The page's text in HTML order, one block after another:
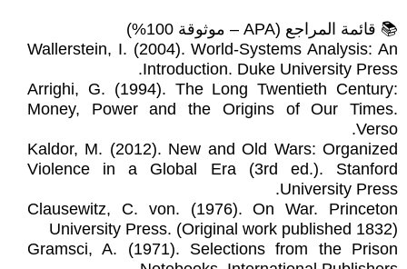
📚 قائمة المراجع (APA – موثوقة 100%)
Wallerstein, I. (2004). World-Systems Analysis: An
Introduction. Duke University Press.
Arrighi, G. (1994). The Long Twentieth Century:
Money, Power and the Origins of Our Times.
Verso.
Kaldor, M. (2012). New and Old Wars: Organized
Violence in a Global Era (3rd ed.). Stanford
University Press.
Clausewitz, C. von. (1976). On War. Princeton
University Press. (Original work published 1832)
Gramsci, A. (1971). Selections from the Prison